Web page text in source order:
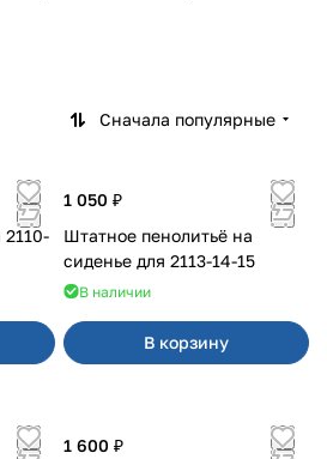
Сначала популярные
1 050 ₽
Штатное пенолитьё на
сиденье для 2113-14-15
В наличии
В корзину
1 600 ₽